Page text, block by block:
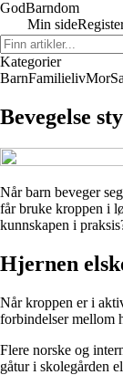
GodBarndom
Min side
Kategorier
BarnFamilielivMor
Bevegelse
Når barn beveger
får bruke kroppen i
kunnskapen i
Hjernen
Når kroppen er i
forbindelser mellom
Flere norske og
gåtur i skolegården